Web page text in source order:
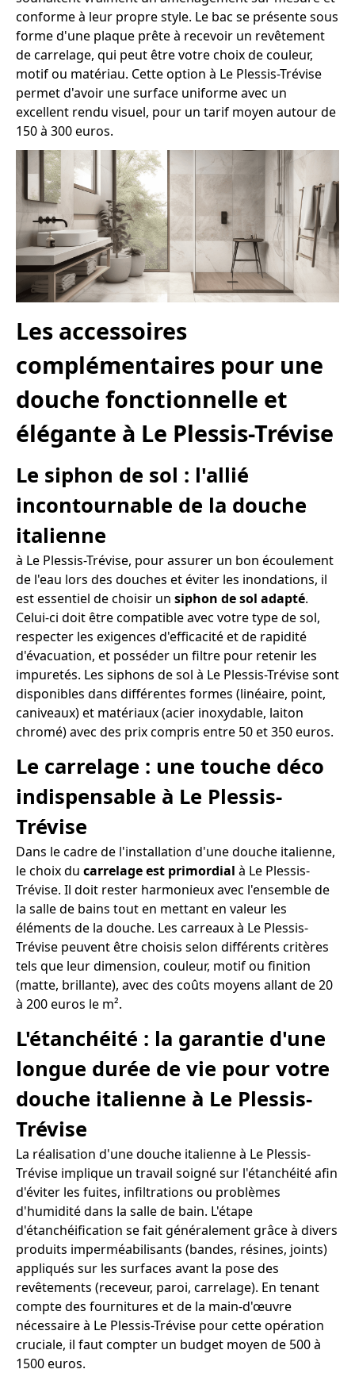
conforme à leur propre style. Le bac se présente sous
forme d'une plaque prête à recevoir un revêtement
de carrelage, qui peut être votre choix de couleur,
motif ou matériau. Cette option à Le Plessis-Trévise
permet d'avoir une surface uniforme avec un
excellent rendu visuel, pour un tarif moyen autour de
150 à 300 euros.
Les accessoires
complémentaires pour une
douche fonctionnelle et
élégante à Le Plessis-Trévise
Le siphon de sol : l'allié
incontournable de la douche
italienne
à Le Plessis-Trévise, pour assurer un bon écoulement
de l'eau lors des douches et éviter les inondations, il
est essentiel de choisir un siphon de sol adapté.
Celui-ci doit être compatible avec votre type de sol,
respecter les exigences d'efficacité et de rapidité
d'évacuation, et posséder un filtre pour retenir les
impuretés. Les siphons de sol à Le Plessis-Trévise sont
disponibles dans différentes formes (linéaire, point,
caniveaux) et matériaux (acier inoxydable, laiton
chromé) avec des prix compris entre 50 et 350 euros.
Le carrelage : une touche déco
indispensable à Le Plessis-
Trévise
Dans le cadre de l'installation d'une douche italienne,
le choix du carrelage est primordial à Le Plessis-
Trévise. Il doit rester harmonieux avec l'ensemble de
la salle de bains tout en mettant en valeur les
éléments de la douche. Les carreaux à Le Plessis-
Trévise peuvent être choisis selon différents critères
tels que leur dimension, couleur, motif ou finition
(matte, brillante), avec des coûts moyens allant de 20
à 200 euros le m².
L'étanchéité : la garantie d'une
longue durée de vie pour votre
douche italienne à Le Plessis-
Trévise
La réalisation d'une douche italienne à Le Plessis-
Trévise implique un travail soigné sur l'étanchéité afin
d'éviter les fuites, infiltrations ou problèmes
d'humidité dans la salle de bain. L'étape
d'étanchéification se fait généralement grâce à divers
produits imperméabilisants (bandes, résines, joints)
appliqués sur les surfaces avant la pose des
revêtements (receveur, paroi, carrelage). En tenant
compte des fournitures et de la main-d'œuvre
nécessaire à Le Plessis-Trévise pour cette opération
cruciale, il faut compter un budget moyen de 500 à
1500 euros.